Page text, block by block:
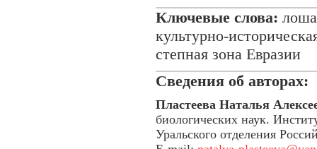
Ключевые слова:
культурно-
степная зона Евразии
Сведения об авторах:
Пластеева Наталья
биологических наук.
Уральского отделения